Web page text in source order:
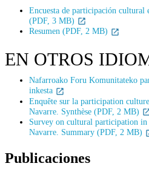
Encuesta de participación
(PDF, 3 MB)
Resumen (PDF, 2 MB)
EN OTROS
Nafarroako Foru Komunitateko
inkesta
Enquête sur la participation
Navarre. Synthèse (PDF, 2 MB)
Survey on cultural participation
Navarre. Summary (PDF, 2 MB)
Publicaciones